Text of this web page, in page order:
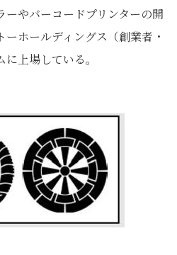
ーやバーコードプリンターの開
ホールディングス（創業者・
上場している。